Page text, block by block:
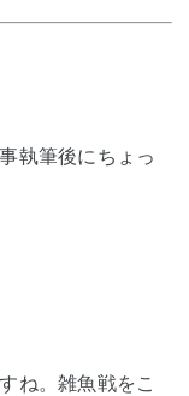
執筆後にちょっ
ね。雑魚戦をこ